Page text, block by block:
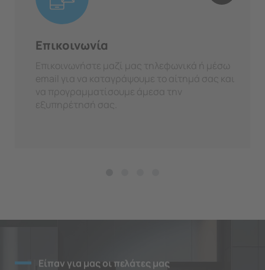
Επικοινωνία
Επικοινωνήστε μαζί μας τηλεφωνικά ή μέσω
email για να καταγράψουμε το αίτημά σας και
να προγραμματίσουμε άμεσα την
εξυπηρέτησή σας.
Είπαν για μας οι πελάτες μας